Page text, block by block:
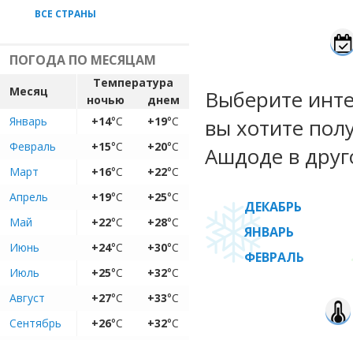
ВСЕ СТРАНЫ
ПОГОДА ПО МЕСЯЦАМ
Месяц
Температура
ночью
днем
Январь
+14°C +19°C
Февраль
+15°C +20°C
Март
+16°C +22°C
Апрель
+19°C +25°C
Май
+22°C +28°C
Июнь
+24°C +30°C
Июль
+25°C +32°C
Август
+27°C +33°C
Сентябрь
+26°C +32°C
Выберите
вы хотите
Ашдоде в
ДЕКАБРЬ
ЯНВАРЬ
ФЕВРАЛЬ